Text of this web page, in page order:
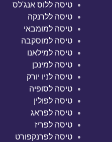
טיסה ללוס אנג'לס
טיסה ללרנקה
טיסה למומבאי
טיסה למוסקבה
טיסה למילאנו
טיסה למינכן
טיסה לניו יורק
טיסה לסופיה
טיסה לפולין
טיסה לפראג
טיסה לפריז
טיסה לפרנקפורט